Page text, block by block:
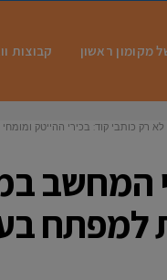
מקומון ראשון קבוצות
לא רק כותבי קוד: בכירי ההייטק
המחשב
למפתח